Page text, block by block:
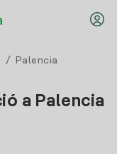
/ Palencia
a Palencia